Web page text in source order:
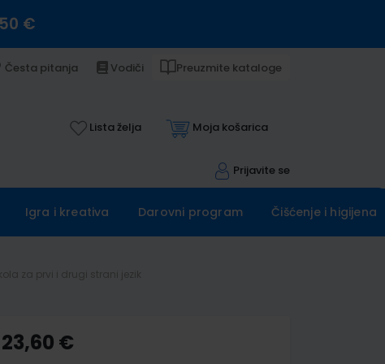
€
Česta pitanja Vodiči Preuzmite kataloge
Lista želja Moja košarica
Prijavite se
Igra i kreativa Darovni program Čišćenje i higijena
23,60 €